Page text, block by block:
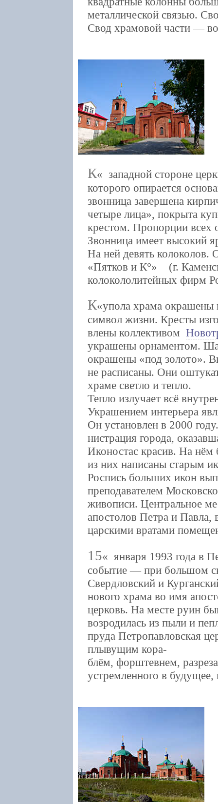
металлической связью.
Свод храмовой части —
К
западной стороне
которого опирается
звонница завершена
четыре лица», покрыта
крестом. Пропорции всех
Звонница имеет высокий
На ней девять колоколов.
«Пятков и К°» (г.
колокололитейных фирм
К упола храма
символ жизни. Кресты
влены коллективом
украшены орнаментом.
окрашены «под золото».
не расписаны. Они
храме светло и тепло.
Тепло излучает всё
Украшением интерьера
Он установлен в 2000
нистрация города,
Иконостас красив. На нём
из них написаны старым
Роспись больших икон
преподавателем
живописи. Центральное
апостолов Петра и
царскими вратами
15
января 1993 года в
событие — при большом
Свердловский и
нового храма во имя
церковь. На месте руин
возродилась из пыли и
пруда Петропавловская
плывущим кора-
блём, форштевнем,
устремленного в